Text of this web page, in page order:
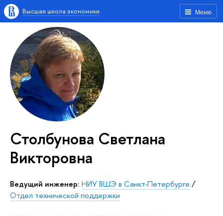
Меню
Высшая школа экономики
Столбунова Светлана
Викторовна
Ведущий инженер: НИУ ВШЭ в Санкт-Петербурге /
Отдел технической поддержки